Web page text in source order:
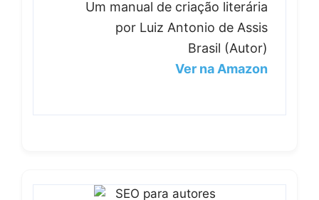
Um manual de criação literária
por Luiz Antonio de Assis
Brasil (Autor)
Ver na Amazon